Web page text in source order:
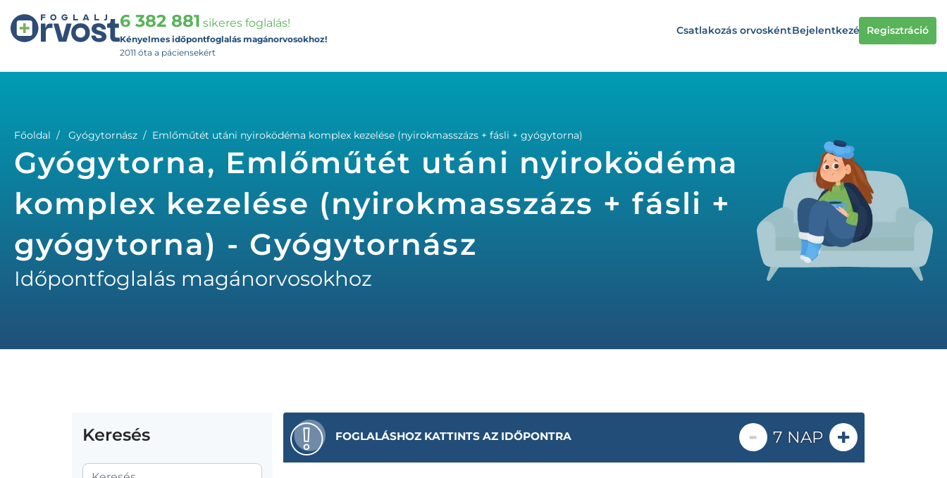
6 382 881 sikeres foglalás!
Kényelmes időpontfoglalás magánorvosokhoz!
2011 óta a páciensekért
Csatlakozás orvoskéntBejelentkezés Regisztráció
Főoldal Gyógytornász Emlőműtét utáni nyiroködéma komplex kezelése (nyirokmasszázs + fásli + gyógytorna)
Gyógytorna, Emlőműtét utáni nyiroködéma
komplex kezelése (nyirokmasszázs + fásli +
gyógytorna) - Gyógytornász
Időpontfoglalás magánorvosokhoz
Keresés FOGLALÁSHOZ KATTINTS AZ IDŐPONTRA - 7 NAP +